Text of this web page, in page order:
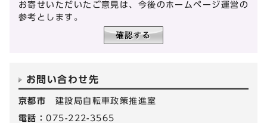
お寄せいただいたご意見は、今後のホームページ運営の
参考とします。
お問い合わせ先
京都市 建設局自転車政策推進室
電話：075-222-3565